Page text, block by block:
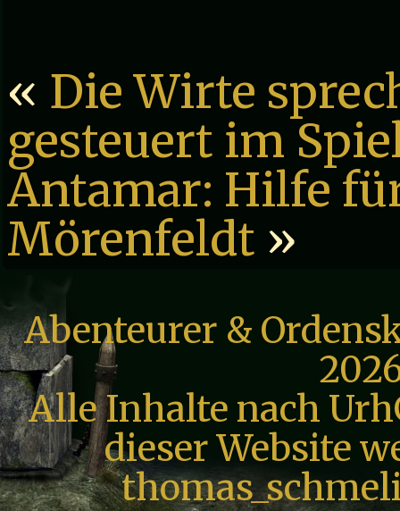
« Die Wirte
gesteuert im
Antamar: Hilfe
Mörenfeldt »
Abenteurer &
Alle Inhalte nach
dieser Website